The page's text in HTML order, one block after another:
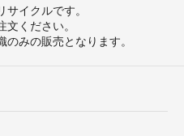
イクルです。
ください。
みの販売となります。